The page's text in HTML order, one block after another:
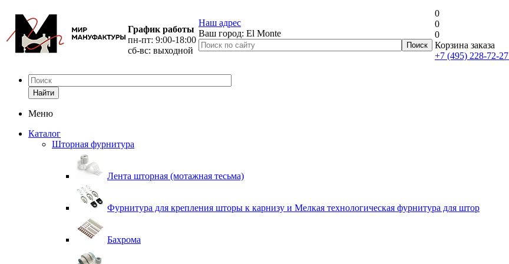
График работы
пн-пт: 9:00-18:00
сб-вс: выходной
Наш адрес
Ваш город: El Monte
0
0
0
Корзина заказа
+7 (495) 228-72-27
Найти
Меню
Каталог
Шторная фурнитура
Лента шторная (мотажная тесьма)
Фурнитура для крепления шторы к карнизу и Мелкая технологическая фурнитура для штор
Бахрома